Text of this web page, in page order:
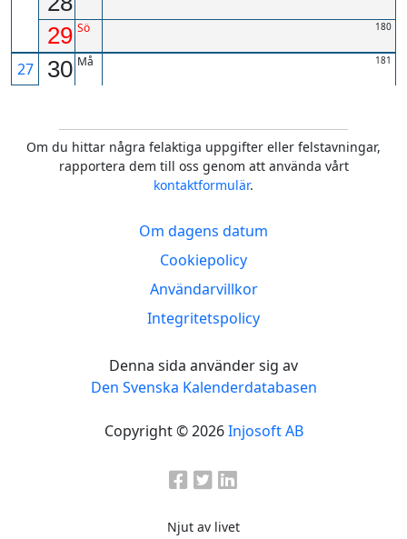
29 Sö 180
27 30 Må 181
Om du hittar några felaktiga uppgifter eller felstavningar,
rapportera dem till oss genom att använda vårt
kontaktformulär.
Om dagens datum
Cookiepolicy
Användarvillkor
Integritetspolicy
Denna sida använder sig av
Den Svenska Kalenderdatabasen
Copyright © 2026Injosoft AB
Njut av livet